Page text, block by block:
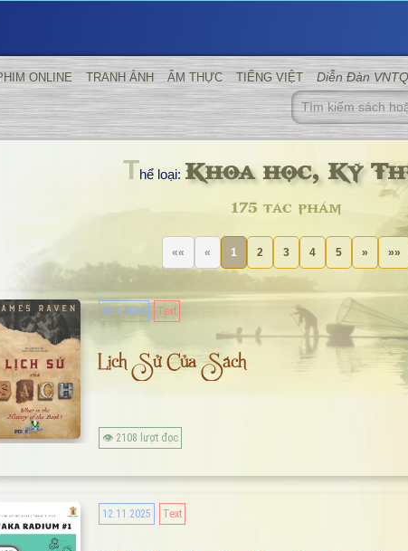
ONLINE TRANH ẢNH ẨM THỰC TIẾNG VIỆT Diễn Đàn VNTQ
Thể loại: Khoa học, Kỹ
175 tác phẩm
«« « 1 2 3 4 5 » »»
28.5.2026 Text
Lịch Sử Của Sách
👁 2108 lượt đọc
12.11.2025 Text